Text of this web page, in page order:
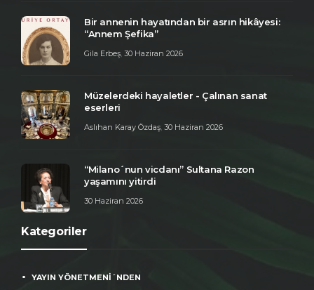
Bir annenin hayatından bir asrın hikâyesi:
“Annem Şefika”
Gila Erbeş, 30 Haziran 2026
Müzelerdeki hayaletler - Çalınan sanat
eserleri
Aslıhan Karay Özdaş, 30 Haziran 2026
“Milano´nun vicdanı” Sultana Razon
yaşamını yitirdi
30 Haziran 2026
Kategoriler
YAYIN YÖNETMENİ´NDEN